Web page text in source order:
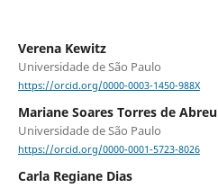
Verena Kewitz
Universidade de São Paulo
https://orcid.org/0000-0003-1450-988X
Mariane Soares Torres de Abreu
Universidade de São Paulo
https://orcid.org/0000-0001-5723-8026
Carla Regiane Dias